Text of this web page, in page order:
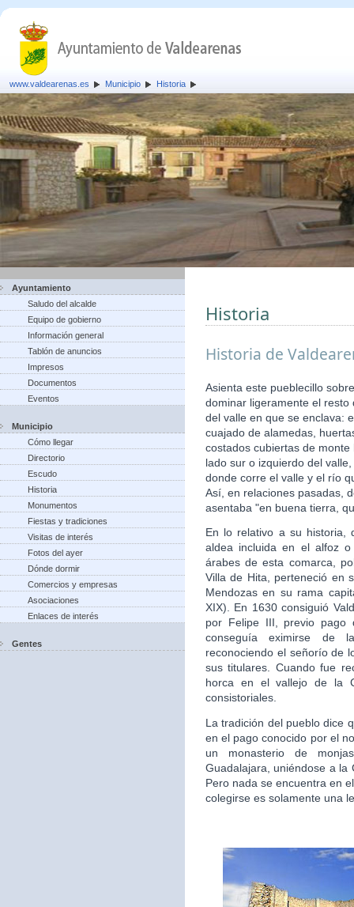
www.valdearenas.es Municipio Historia
Ayuntamiento
Saludo del alcalde
Equipo de gobierno
Información general
Tablón de anuncios
Impresos
Documentos
Eventos
Municipio
Cómo llegar
Directorio
Escudo
Historia
Monumentos
Fiestas y tradiciones
Visitas de interés
Fotos del ayer
Dónde dormir
Comercios y empresas
Asociaciones
Enlaces de interés
Gentes
Historia
Historia de
Asienta este pueblecillo
dominar ligeramente el
del valle en que se enclava:
cuajado de alamedas,
costados cubiertas de
lado sur o izquierdo del
donde corre el valle y el río
Así, en relaciones pasadas,
asentaba "en buena tierra,
En lo relativo a su historia,
aldea incluida en el alfoz
árabes de esta comarca,
Villa de Hita, perteneció en
Mendozas en su rama
XIX). En 1630 consiguió
por Felipe III, previo pago
conseguía eximirse de
reconociendo el señorío de
sus titulares. Cuando fue
horca en el vallejo de la
consistoriales.
La tradición del pueblo dice
en el pago conocido por el
un monasterio de
Guadalajara, uniéndose a la
Pero nada se encuentra en
colegirse es solamente una